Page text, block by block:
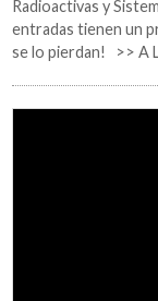
Radioactivas y
entradas tienen un
se lo pierdan! >> A